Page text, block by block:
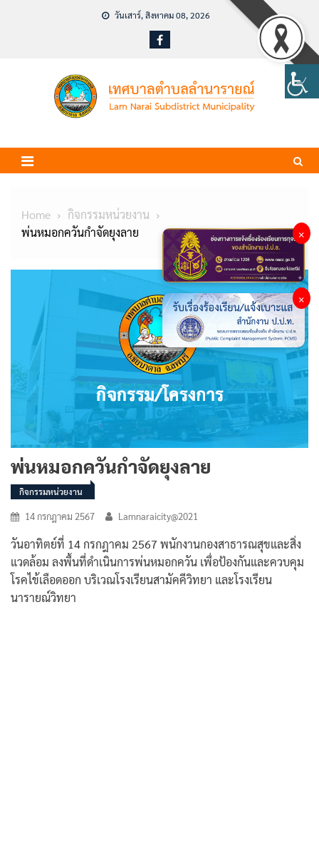
วันเสาร์, สิงหาคม 08, 2026
Home
กิจกรรมหน่วยงาน
พ่นหมอกควันกำจัดยุงลาย
พ่นหมอกควันกำจัดยุงลาย
กิจกรรมหน่วยงาน
14 กรกฎาคม 2567 Lamnaraicity@2021
วันอาทิตย์ที่ 14 กรกฎาคม 2567 พนักงานกองสาธารณสุขและสิ่ง
แวดล้อม ลงพื้นที่ดำเนินการพ่นหมอกควัน เพื่อป้องกันและควบคุม
โรคไข้เลือดออก บริเวณโรงเรียนสามัคคีวิทยา และโรงเรียน
นารายณ์วิทยา
×
×